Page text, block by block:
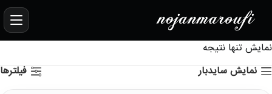
نمایش تنها نتیجه
نمایش سایدبار
فیلترها